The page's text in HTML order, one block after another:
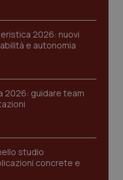
2026: nuovi
e autonomia
2026: guidare team
studio
concrete e
www.quotidianosanita.it